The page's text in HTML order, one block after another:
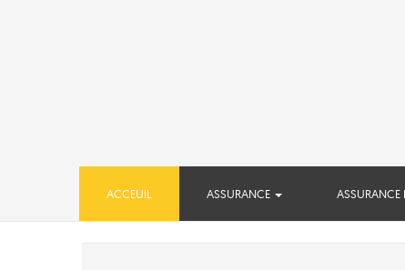
ACCEUIL ASSURANCE ASSURANCE